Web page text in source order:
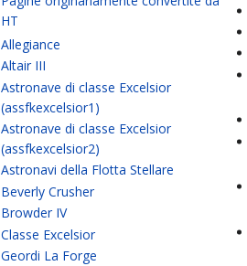
HT
Allegiance
Altair III
Astronave di classe Excelsior
(assfkexcelsior1)
Astronave di classe Excelsior
(assfkexcelsior2)
Astronavi della Flotta Stellare
Beverly Crusher
Browder IV
Classe Excelsior
Geordi La Forge